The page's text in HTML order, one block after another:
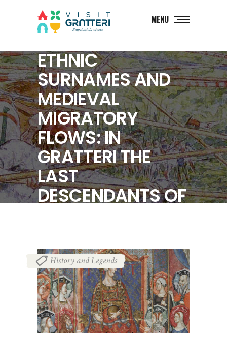
MENU
ETHNIC
SURNAMES AND
MEDIEVAL
MIGRATORY
FLOWS: IN
GRATTERI THE
LAST
DESCENDANTS OF
History and Legends